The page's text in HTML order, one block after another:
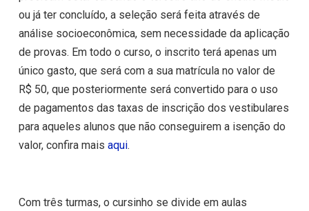
ou já ter concluído, a seleção será feita através de
análise socioeconômica, sem necessidade da aplicação
de provas. Em todo o curso, o inscrito terá apenas um
único gasto, que será com a sua matrícula no valor de
R$ 50, que posteriormente será convertido para o uso
de pagamentos das taxas de inscrição dos vestibulares
para aqueles alunos que não conseguirem a isenção do
valor, confira mais aqui.
Com três turmas, o cursinho se divide em aulas